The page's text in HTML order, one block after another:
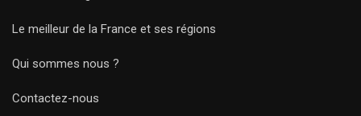
Le meilleur de la France et ses régions
Qui sommes nous ?
Contactez-nous